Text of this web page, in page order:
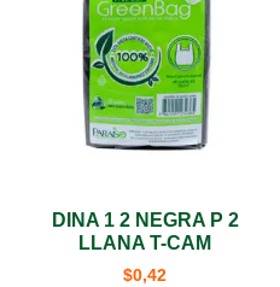
DINA 1 2 NEGRA P 2
LLANA T-CAM
$0,42